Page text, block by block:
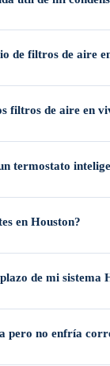
También
protectores
de filtros de aire
de reemplazar.
filtros de aire en
termostato
en Houston?
y refrigeración.
de mi sistema
pero no enfría